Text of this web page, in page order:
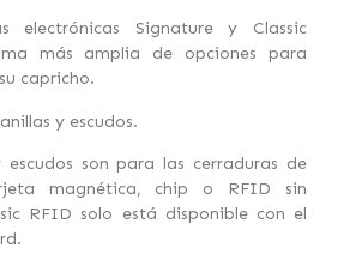
electrónicas Signature y Classic
más amplia de opciones para
capricho.
y escudos.
escudos son para las cerraduras de
magnética, chip o RFID sin
RFID solo está disponible con el